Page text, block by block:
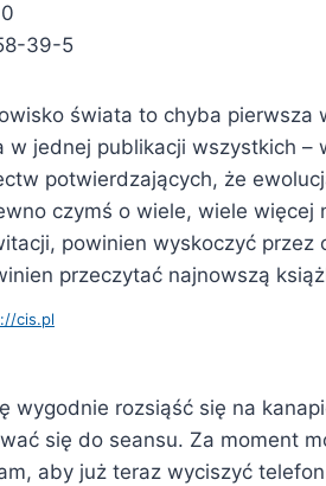
39-5
świata to chyba pierwsza
w jednej publikacji wszystkich –
potwierdzających, że
czymś o wiele, wiele więcej
powinien wyskoczyć przez
przeczytać najnowszą
cis.pl
wygodnie rozsiąść się na
się do seansu. Za moment
aby już teraz wyciszyć